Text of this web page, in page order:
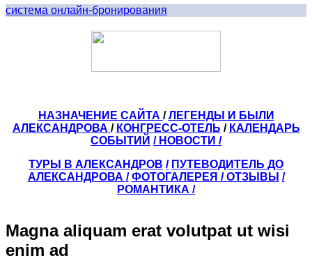
система онлайн-бронирования
НАЗНАЧЕНИЕ САЙТА /ЛЕГЕНДЫ И БЫЛИ
АЛЕКСАНДРОВА / КОНГРЕСС-ОТЕЛЬ / КАЛЕНДАРЬ
СОБЫТИЙ / НОВОСТИ /
ТУРЫ В АЛЕКСАНДРОВ / ПУТЕВОДИТЕЛЬ ДО
АЛЕКСАНДРОВА / ФОТОГАЛЕРЕЯ /ОТЗЫВЫ /
РОМАНТИКА /
Magna aliquam erat volutpat ut wisi
enim ad